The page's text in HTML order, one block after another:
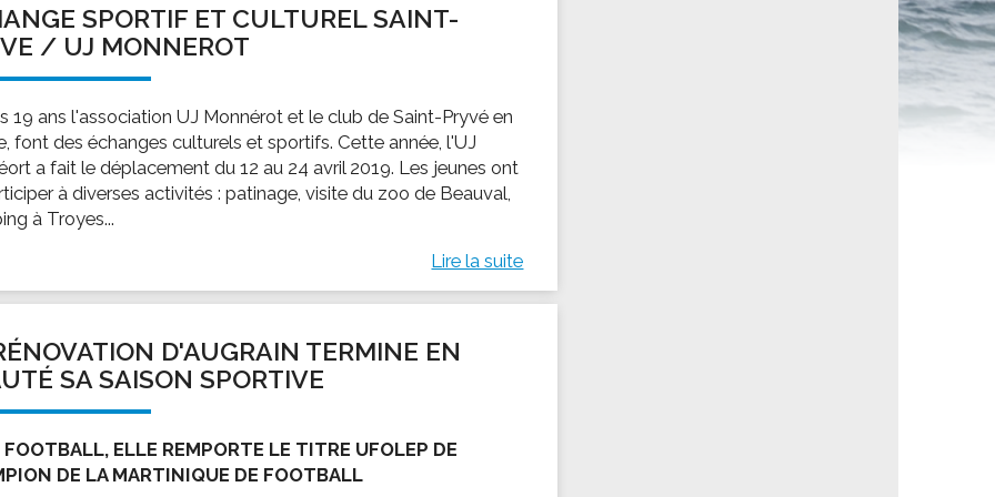
EMPLOI
Offres d'emploi
Le Centre Communal d'Action Social
Les aides sociales
Logement
Antenne Municipale de Développement et de
locale
et le lycée
scolaire
maternelles et primaire
de loisirs - ALSH
LE SERVICE CULTURELGuide des activités sportives
SPORTIF ET CULTUREL SAINT-
/ UJ MONNEROT
19 ans l'association UJ Monnérot et le club de Saint-Pryvé en
font des échanges culturels et sportifs. Cette année, l'UJ
a fait le déplacement du 12 au 24 avril 2019. Les jeunes ont
à diverses activités : patinage, visite du zoo de Beauval,
à Troyes...
Lire la suite
D'AUGRAIN TERMINE EN
SA SAISON SPORTIVE
FOOTBALL, ELLE REMPORTE LE TITRE UFOLEP DE
DE LA MARTINIQUE DE FOOTBALL